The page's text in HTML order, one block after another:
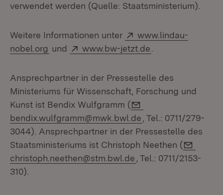
verwendet werden (Quelle: Staatsministerium).
Weitere Informationen unter Extern:
www.lindau-
nobel.org (Öffnet in neuem Fenster)
und Extern:
www.bw-jetzt.de
Ansprechpartner in der Pressestelle des
Ministeriums für Wissenschaft, Forschung und
Kunst ist Bendix Wulfgramm (
bendix.wulfgramm@mwk.bwl.de , Tel.: 0711/279-
3044). Ansprechpartner in der Pressestelle des
Staatsministeriums ist Christoph Neethen (
christoph.neethen@stm.bwl.de , Tel.: 0711/2153-
310).